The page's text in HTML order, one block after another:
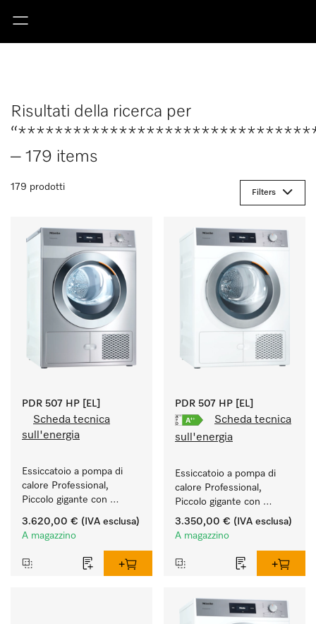
Risultati della ricerca per
– 179 items
179 prodotti
Filters
PDR 507 HP [EL]
Scheda tecnica
sull'energia
Essiccatoio a pompa di
calore Professional,
Piccolo gigante con
e durate brevi. Quantità di
carico 7 kg.
3.620,00 € (IVA esclusa)
A magazzino
PDR 507 HP [EL]
Scheda tecnica
sull'energia
Essiccatoio a pompa di
calore Professional,
Piccolo gigante con
consumi energetici ridotti
e durate brevi. Quantità di
3.350,00 € (IVA esclusa)
A magazzino